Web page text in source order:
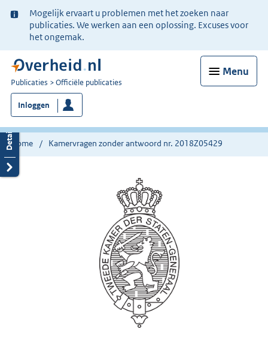
Ter
informatie:
Mogelijk ervaart u problemen met het zoeken naar
publicaties. We werken aan een oplossing. Excuses voor
het ongemak.
Menu
U
bent
nu
hier:
Publicaties Officiële publicaties
Inloggen
Home Kamervragen zonder antwoord nr. 2018Z05429